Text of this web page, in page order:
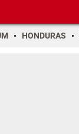
HONDURAS